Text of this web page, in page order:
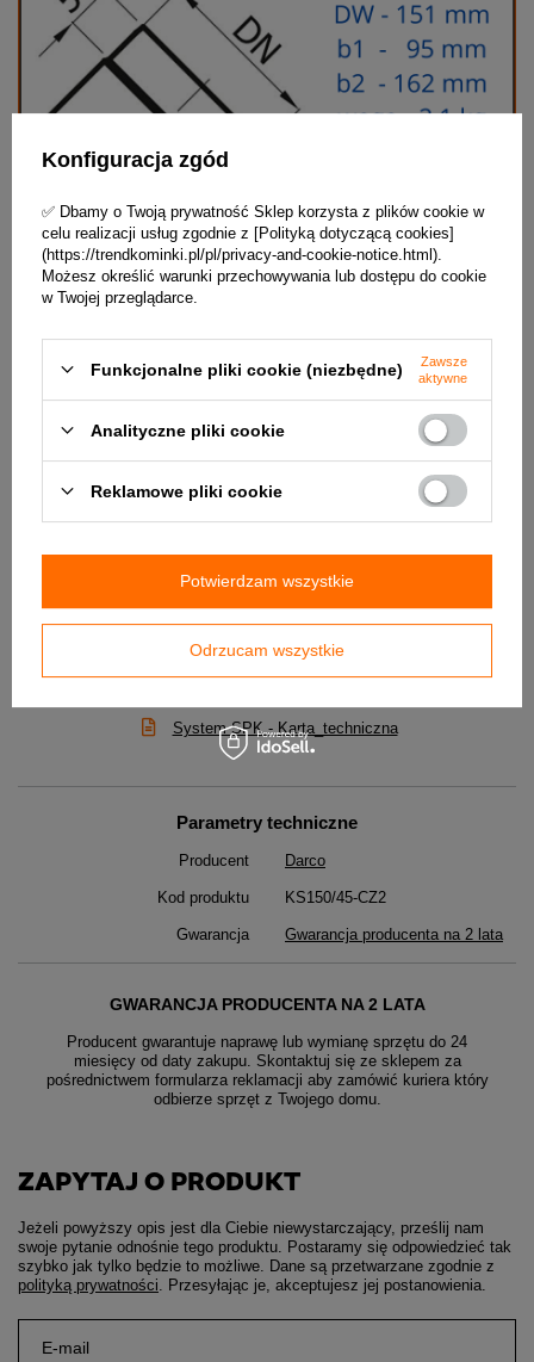
- bardzo łatwy i szybki montaż
zamówienie).
- do budowy przyłączy kominowych z kominków lub pieców na paliwa
System SPK - Karta_techniczna
Parametry techniczne
Producent Darco
Kod produktu KS150/45-CZ2
Gwarancja Gwarancja producenta na 2 lata
GWARANCJA PRODUCENTA NA 2 LATA
Producent gwarantuje naprawę lub wymianę sprzętu do 24
miesięcy od daty zakupu. Skontaktuj się ze sklepem za
pośrednictwem formularza reklamacji aby zamówić kuriera który
odbierze sprzęt z Twojego domu.
ZAPYTAJ O PRODUKT
Jeżeli powyższy opis jest dla Ciebie niewystarczający, prześlij nam
swoje pytanie odnośnie tego produktu. Postaramy się odpowiedzieć tak
szybko jak tylko będzie to możliwe.
Dane są przetwarzane zgodnie z
polityką prywatności . Przesyłając je, akceptujesz jej postanowienia.
E-mail
Konfiguracja zgód
✅ Dbamy o Twoją prywatność Sklep korzysta z plików cookie w
celu realizacji usług zgodnie z [Polityką dotyczącą cookies]
(https://trendkominki.pl/pl/privacy-and-cookie-notice.html).
Możesz określić warunki przechowywania lub dostępu do cookie
w Twojej przeglądarce.
Funkcjonalne pliki cookie (niezbędne)
Zawsze
aktywne
Analityczne pliki cookie
Reklamowe pliki cookie
Odrzucam wszystkie
Potwierdzam wszystkie